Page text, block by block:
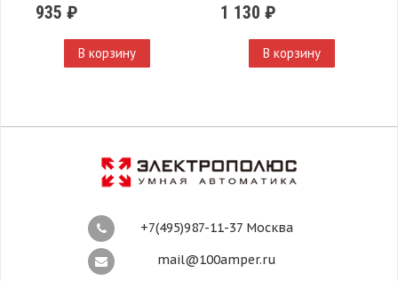
935 ₽
В корзину
1 130 ₽
В корзину
+7(495)987-11-37 Москва
mail@100amper.ru